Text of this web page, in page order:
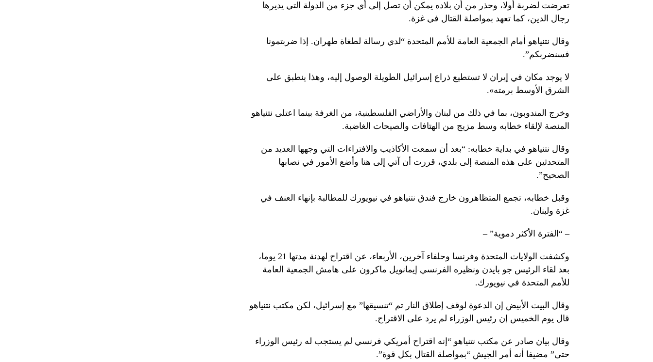
تعرضت لضربة أولا، وحذر من أن بلاده يمكن أن تصل إلى أي جزء من الدولة التي يديرها
رجال الدين، كما تعهد بمواصلة القتال في غزة.
وقال نتنياهو أمام الجمعية العامة للأمم المتحدة “لدي رسالة لطغاة طهران. إذا ضربتمونا
فسنضربكم”.
لا يوجد مكان في إيران لا تستطيع ذراع إسرائيل الطويلة الوصول إليه، وهذا ينطبق على
الشرق الأوسط برمته».
وخرج المندوبون، بما في ذلك من لبنان والأراضي الفلسطينية، من الغرفة بينما اعتلى نتنياهو
المنصة لإلقاء خطابه وسط مزيج من الهتافات والصيحات الغاضبة.
وقال نتنياهو في بداية خطابه: “بعد أن سمعت الأكاذيب والافتراءات التي وجهها العديد من
المتحدثين على هذه المنصة إلى بلدي، قررت أن آتي إلى هنا وأضع الأمور في نصابها
الصحيح”.
وقبل خطابه، تجمع المتظاهرون خارج فندق نتنياهو في نيويورك للمطالبة بإنهاء العنف في
غزة ولبنان.
– “الفترة الأكثر دموية” –
وكشفت الولايات المتحدة وفرنسا وحلفاء آخرين، الأربعاء، عن اقتراح لهدنة مدتها 21 يوما،
بعد لقاء الرئيس جو بايدن ونظيره الفرنسي إيمانويل ماكرون على هامش الجمعية العامة
للأمم المتحدة في نيويورك.
وقال البيت الأبيض إن الدعوة لوقف إطلاق النار تم “تنسيقها” مع إسرائيل، لكن مكتب نتنياهو
قال يوم الخميس إن رئيس الوزراء لم يرد على الاقتراح.
وقال بيان صادر عن مكتب نتنياهو “إنه اقتراح أمريكي فرنسي لم يستجب له رئيس الوزراء
حتى” مضيفا أنه أمر الجيش “بمواصلة القتال بكل قوة”.